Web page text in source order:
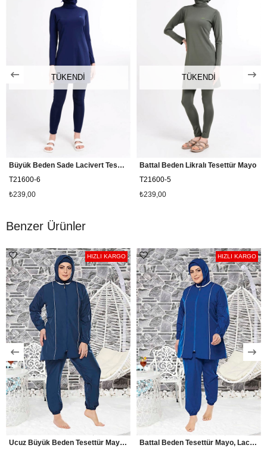
TÜKENDI
Büyük Beden Sade Lacivert Tesettür Mayo
T21600-6
₺239,00
TÜKENDI
Battal Beden Likralı Tesettür Mayo
T21600-5
₺239,00
Benzer Ürünler
Ucuz Büyük Beden Tesettür Mayo, Battal Tam Kapalı Mayo, 5XL Kapalı Mayo
HIZLI KARGO
Battal Beden Tesettür Mayo, Lacivert Tam Kapalı Tesettür Mayo T2135
HIZLI KARGO